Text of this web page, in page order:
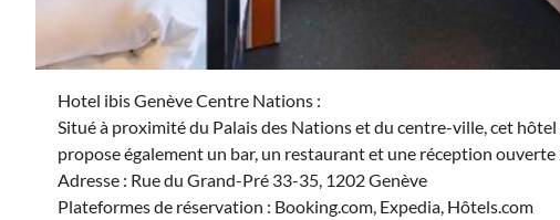
Hotel ibis Genève Centre Nations :
Situé à proximité du Palais des Nations et du centre-ville, cet
propose également un bar, un restaurant et une réception
Adresse : Rue du Grand-Pré 33-35, 1202 Genève
Plateformes de réservation : Booking.com, Expedia, Hôtels.com